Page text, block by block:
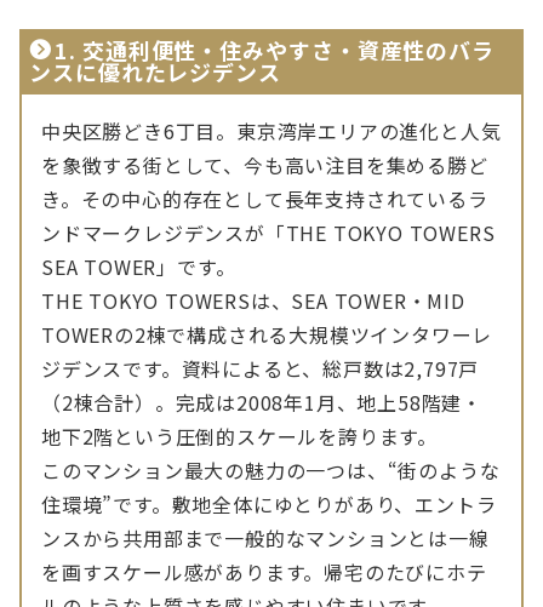
1. 交通利便性・住みやすさ・資産性のバラ
ンスに優れたレジデンス
中央区勝どき6丁目。東京湾岸エリアの進化と人気
を象徴する街として、今も高い注目を集める勝ど
き。その中心的存在として長年支持されているラ
ンドマークレジデンスが「THE TOKYO TOWERS
SEA TOWER」です。
THE TOKYO TOWERSは、SEA TOWER・MID
TOWERの2棟で構成される大規模ツインタワーレ
ジデンスです。資料によると、総戸数は2,797戸
（2棟合計）。完成は2008年1月、地上58階建・
地下2階という圧倒的スケールを誇ります。
このマンション最大の魅力の一つは、“街のような
住環境”です。敷地全体にゆとりがあり、エントラ
ンスから共用部まで一般的なマンションとは一線
を画すスケール感があります。帰宅のたびにホテ